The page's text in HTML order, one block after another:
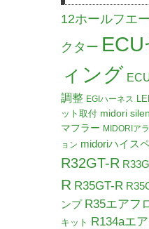
12ホールフエ
クター
ィング
調整 EGIハーネス
ット取付 midori
マフラー MIDORIア
ョン midoriハイス
R32GT-R
R R35GT-R
ンプ R35エアフ
キット R134aエ